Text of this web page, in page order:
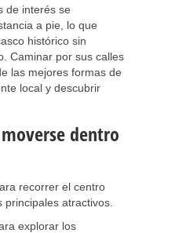
de interés se
a pie, lo que
histórico sin
Caminar por sus calles
las mejores formas de
local y descubrir
dentro
recorrer el centro
principales atractivos.
explorar los